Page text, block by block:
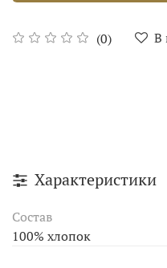
(0) В
Характеристики
Состав
100% хлопок